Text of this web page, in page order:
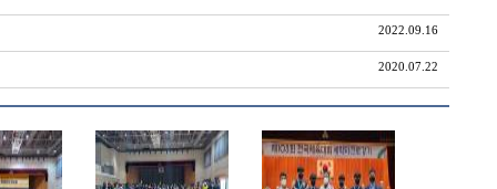
2022.09.16
2020.07.22